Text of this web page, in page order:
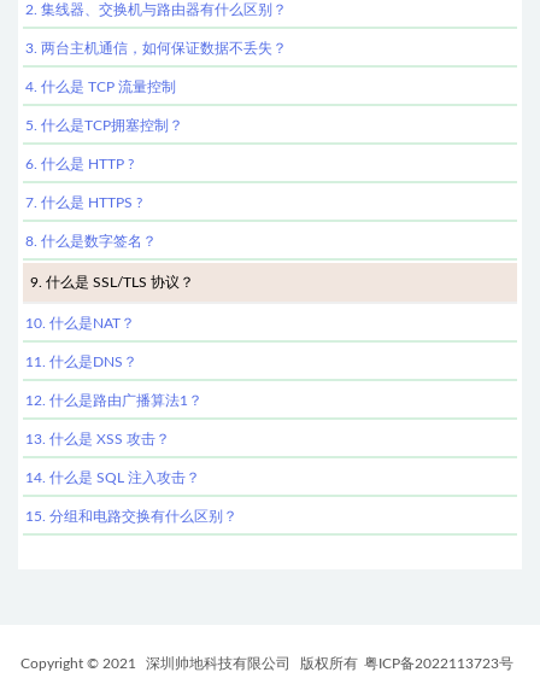
2. 集线器、交换机与路由器有什么区别？
3. 两台主机通信，如何保证数据不丢失？
4. 什么是 TCP 流量控制
5. 什么是TCP拥塞控制？
6. 什么是 HTTP ?
7. 什么是 HTTPS ?
8. 什么是数字签名？
9. 什么是 SSL/TLS 协议？
10. 什么是NAT？
11. 什么是DNS？
12. 什么是路由广播算法1？
13. 什么是 XSS 攻击？
14. 什么是 SQL 注入攻击？
15. 分组和电路交换有什么区别？
Copyright © 2021 深圳帅地科技有限公司 版权所有 粤ICP备2022113723号